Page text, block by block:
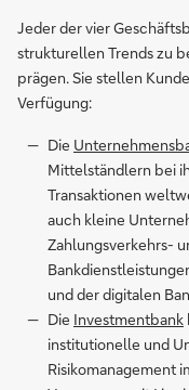
Jeder der vier
struk­turel­len Trends zu
prägen. Sie stellen
Verfügung:
Die
Mittelständlern bei
Transaktionen
auch kleine
Zahlungsverkehrs-
und der digitalen
Die Investmentbank
institutionelle und
Risikomanagement